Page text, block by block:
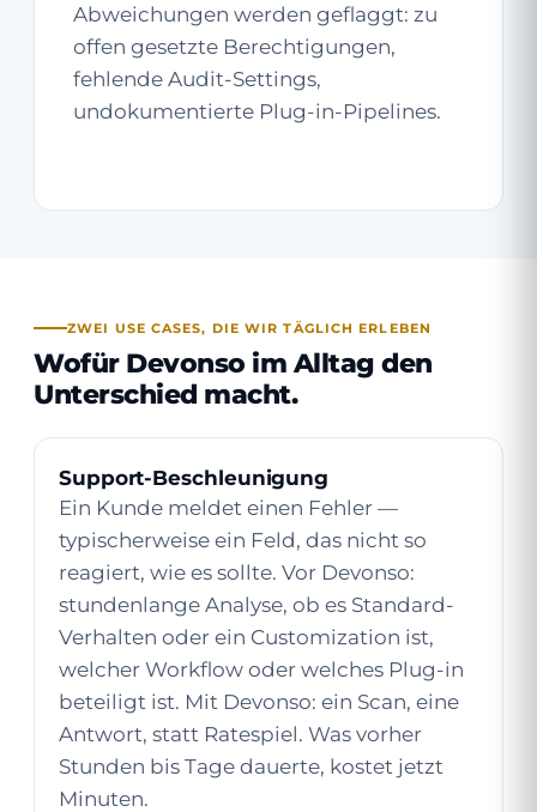
Abweichungen werden geflaggt: zu
offen gesetzte Berechtigungen,
fehlende Audit-Settings,
undokumentierte Plug-in-Pipelines.
ZWEI USE CASES, DIE WIR TÄGLICH ERLEBEN
Wofür Devonso im Alltag den
Unterschied macht.
Support-Beschleunigung
Ein Kunde meldet einen Fehler —
typischerweise ein Feld, das nicht so
reagiert, wie es sollte. Vor Devonso:
stundenlange Analyse, ob es Standard-
Verhalten oder ein Customization ist,
welcher Workflow oder welches Plug-in
beteiligt ist. Mit Devonso: ein Scan, eine
Antwort, statt Ratespiel. Was vorher
Stunden bis Tage dauerte, kostet jetzt
Minuten.